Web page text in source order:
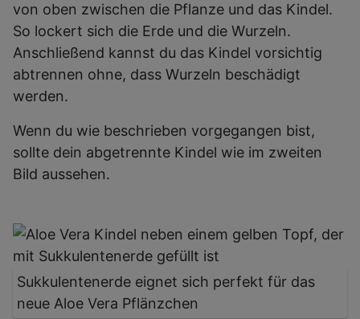
von oben zwischen die Pflanze und das Kindel.
So lockert sich die Erde und die Wurzeln.
Anschließend kannst du das Kindel vorsichtig
abtrennen ohne, dass Wurzeln beschädigt
werden.
Wenn du wie beschrieben vorgegangen bist,
sollte dein abgetrennte Kindel wie im zweiten
Bild aussehen.
Sukkulentenerde eignet sich perfekt für das
neue Aloe Vera Pflänzchen